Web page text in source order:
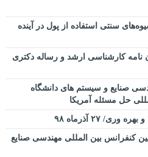
سنتی استفاده از پول در آینده
­نامه کارشناسی­ ارشد و رساله دکتری
صنایع و سیستم های دانشگاه
حل مسئله آمریکا
۲۷ آذرماه ۹۸
کنفرانس بین المللی مهندسی صنایع